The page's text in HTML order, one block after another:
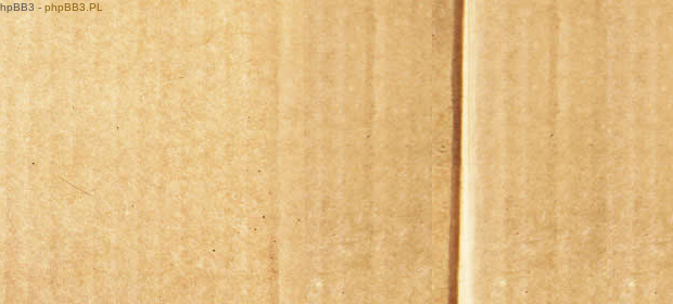
- phpBB3.PL